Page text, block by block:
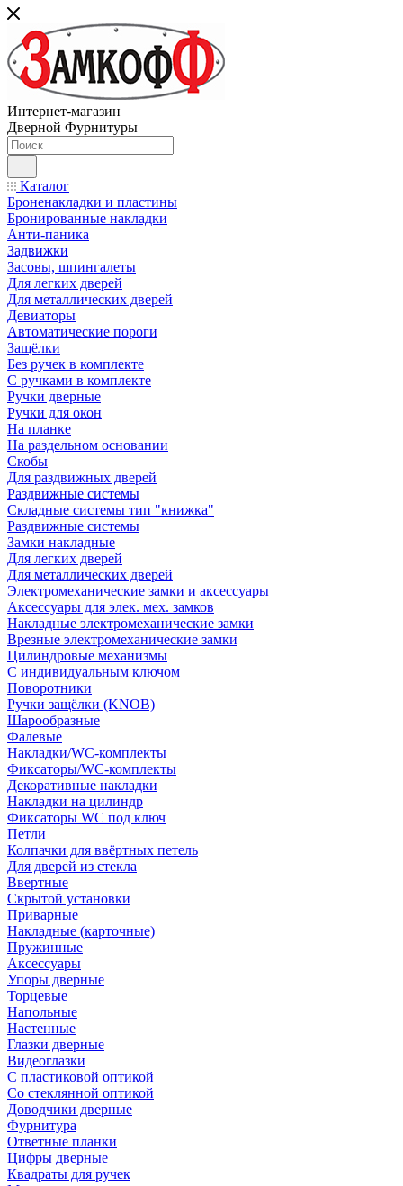
Интернет-магазин
Дверной Фурнитуры
Каталог
Броненакладки и пластины
Бронированные накладки
Анти-паника
Задвижки
Засовы, шпингалеты
Для легких дверей
Для металлических дверей
Девиаторы
Автоматические пороги
Защёлки
Без ручек в комплекте
С ручками в комплекте
Ручки дверные
Ручки для окон
На планке
На раздельном основании
Скобы
Для раздвижных дверей
Раздвижные системы
Складные системы тип "книжка"
Раздвижные системы
Замки накладные
Для легких дверей
Для металлических дверей
Электромеханические замки и аксессуары
Аксессуары для элек. мех. замков
Накладные электромеханические замки
Врезные электромеханические замки
Цилиндровые механизмы
С индивидуальным ключом
Поворотники
Ручки защёлки (KNOB)
Шарообразные
Фалевые
Накладки/WC-комплекты
Фиксаторы/WC-комплекты
Декоративные накладки
Накладки на цилиндр
Фиксаторы WC под ключ
Петли
Колпачки для ввёртных петель
Для дверей из стекла
Ввертные
Скрытой установки
Приварные
Накладные (карточные)
Пружинные
Аксессуары
Упоры дверные
Торцевые
Напольные
Настенные
Глазки дверные
Видеоглазки
С пластиковой оптикой
Со стеклянной оптикой
Доводчики дверные
Фурнитура
Ответные планки
Цифры дверные
Квадраты для ручек